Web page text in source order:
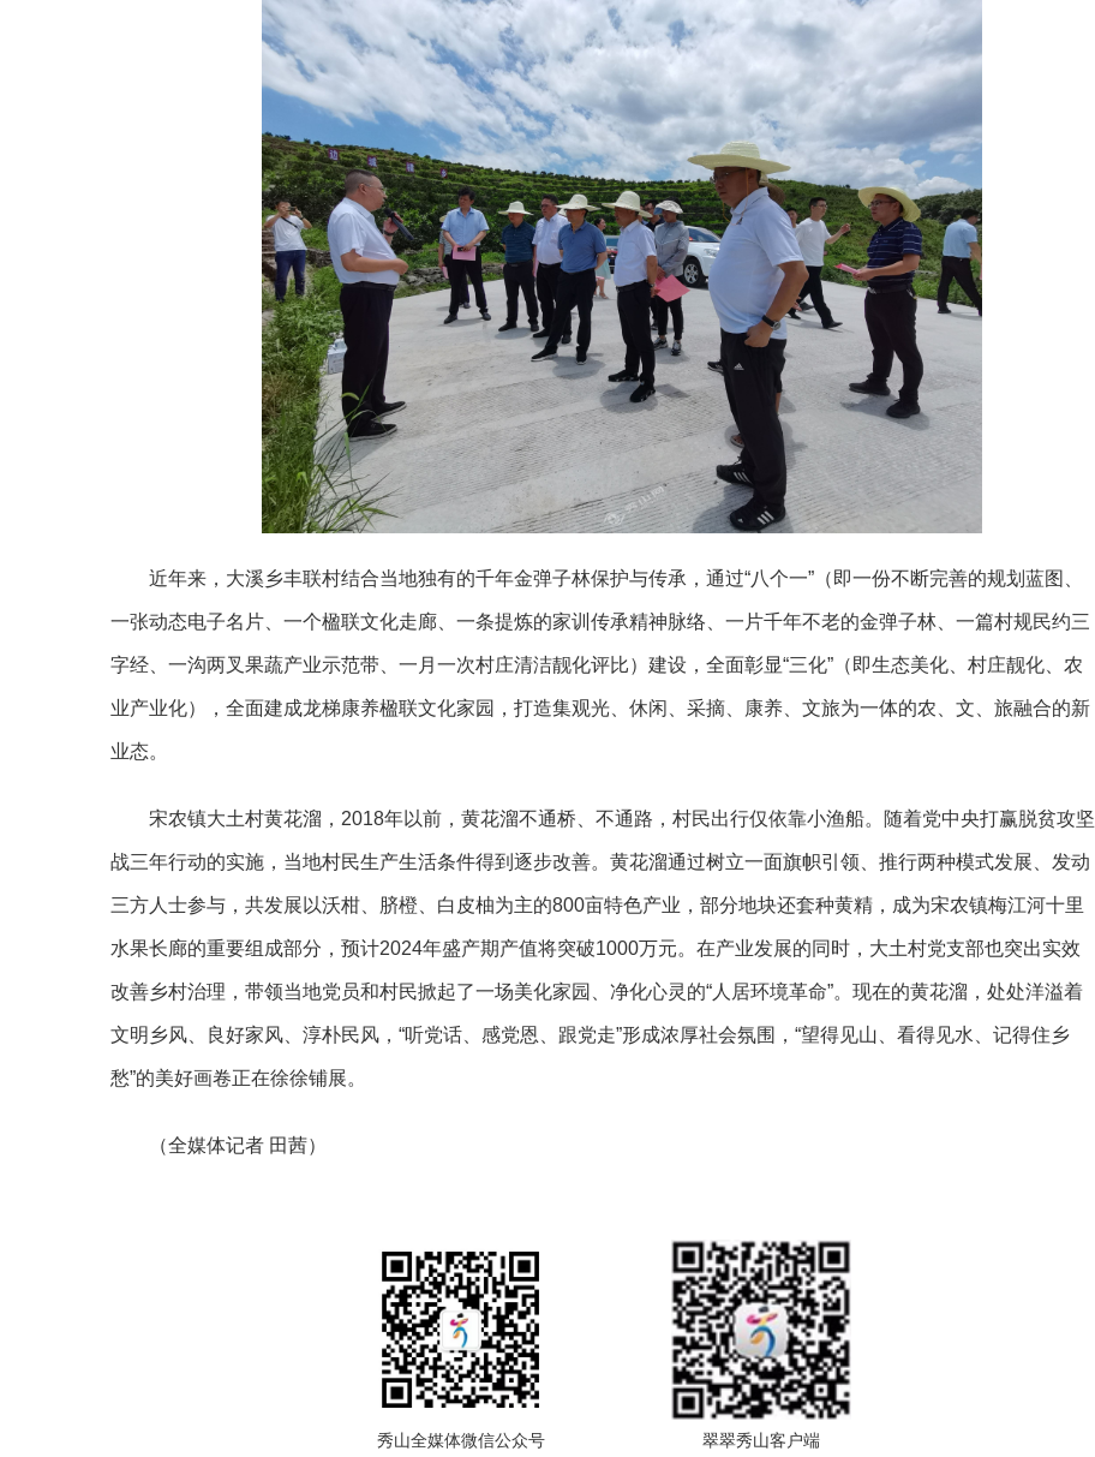
近年来，大溪乡丰联村结合当地独有的千年金弹子林保护与传承， 通过“八个一”（即一份不断完善的规划蓝图、
一张动态电子名片、一个楹联文化走廊、一条提炼的家训传承精神脉络、一片千年不老的金弹子林、一篇村规民约三
字经、一沟两叉果蔬产业示范带、一月一次村庄清洁靓化评比）建设，全面彰显“三化”（即生态美化、村庄靓化、农
业产业化），全面建成龙梯康养楹联文化家园，打造集观光、休闲、采摘、康养、文旅为一体的农、文、旅融合的新
业态。
宋农镇大土村黄花溜，2018年以前，黄花溜不通桥、不通路，村民出行仅依靠小渔船。随着党中央打赢脱贫攻坚
战三年行动的实施，当地村民生产生活条件得到逐步改善。黄花溜通过树立一面旗帜引领、推行两种模式发展、发动
三方人士参与，共发展以沃柑、脐橙、白皮柚为主的800亩特色产业，部分地块还套种黄精，成为宋农镇梅江河十里
水果长廊的重要组成部分， 预计2024年盛产期产值将突破1000万元。在产业发展的同时，大土村党支部也突出实效
改善乡村治理，带领当地党员和村民掀起了一场美化家园、 净化心灵的“人居环境革命”。现在的黄花溜，处处洋溢着
文明乡风、良好家风、淳朴民风，“听党话、感党恩、 跟党走”形成浓厚社会氛围，“望得见山、看得见水、 记得住乡
愁”的美好画卷正在徐徐铺展。
（全媒体记者 田茜）
秀山全媒体微信公众号 翠翠秀山客户端